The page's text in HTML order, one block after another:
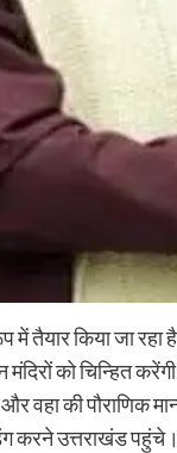
तैयार किया जा रहा
को चिन्हित
वहा की पौराणिक
करने उत्तराखंड